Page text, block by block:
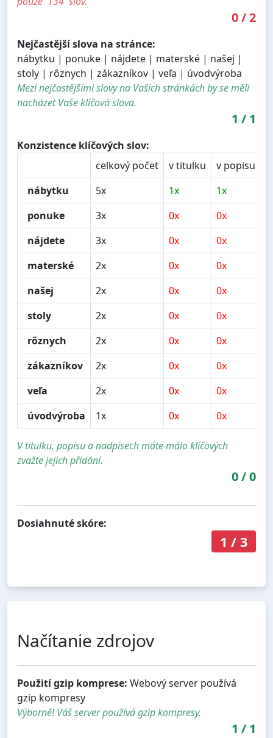
0/2
Nejčastější slova na stránce:
nábytku | ponuke | nájdete | materské | našej |
stoly | rôznych | zákazníkov | veľa | úvodvýroba
Mezi nejčastějšími slovy na Vašich stránkách by se měli
nacházet Vaše klíčová slova.
1 / 1
Konzistence klíčových slov:
celkový počet
v titulku v popisu
nábytku
5x 1x 1x
ponuke
3x 0x 0x
nájdete
3x 0x 0x
materské
2x 0x 0x
našej
2x 0x 0x
stoly
2x 0x 0x
rôznych
2x 0x 0x
zákazníkov
2x 0x 0x
veľa
2x 0x 0x
úvodvýroba
1x 0x 0x
V titulku, popisu a nadpisech máte málo klíčových
zvažte jejich přidání.
0/0
Dosiahnuté skóre:
1 / 3
Načítanie zdrojov
Použití gzip komprese: Webový server používá
gzip kompresy
Výborně! Váš server používá gzip kompresy.
1 / 1